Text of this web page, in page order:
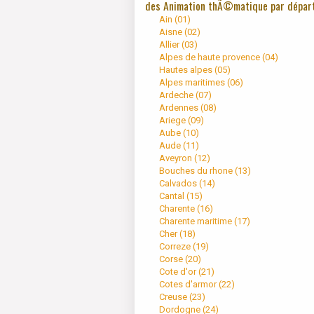
des Animation thÃ©matique par
Ain (01)
Aisne (02)
Allier (03)
Alpes de haute provence (04)
Hautes alpes (05)
Alpes maritimes (06)
Ardeche (07)
Ardennes (08)
Ariege (09)
Aube (10)
Aude (11)
Aveyron (12)
Bouches du rhone (13)
Calvados (14)
Cantal (15)
Charente (16)
Charente maritime (17)
Cher (18)
Correze (19)
Corse (20)
Cote d'or (21)
Cotes d'armor (22)
Creuse (23)
Dordogne (24)